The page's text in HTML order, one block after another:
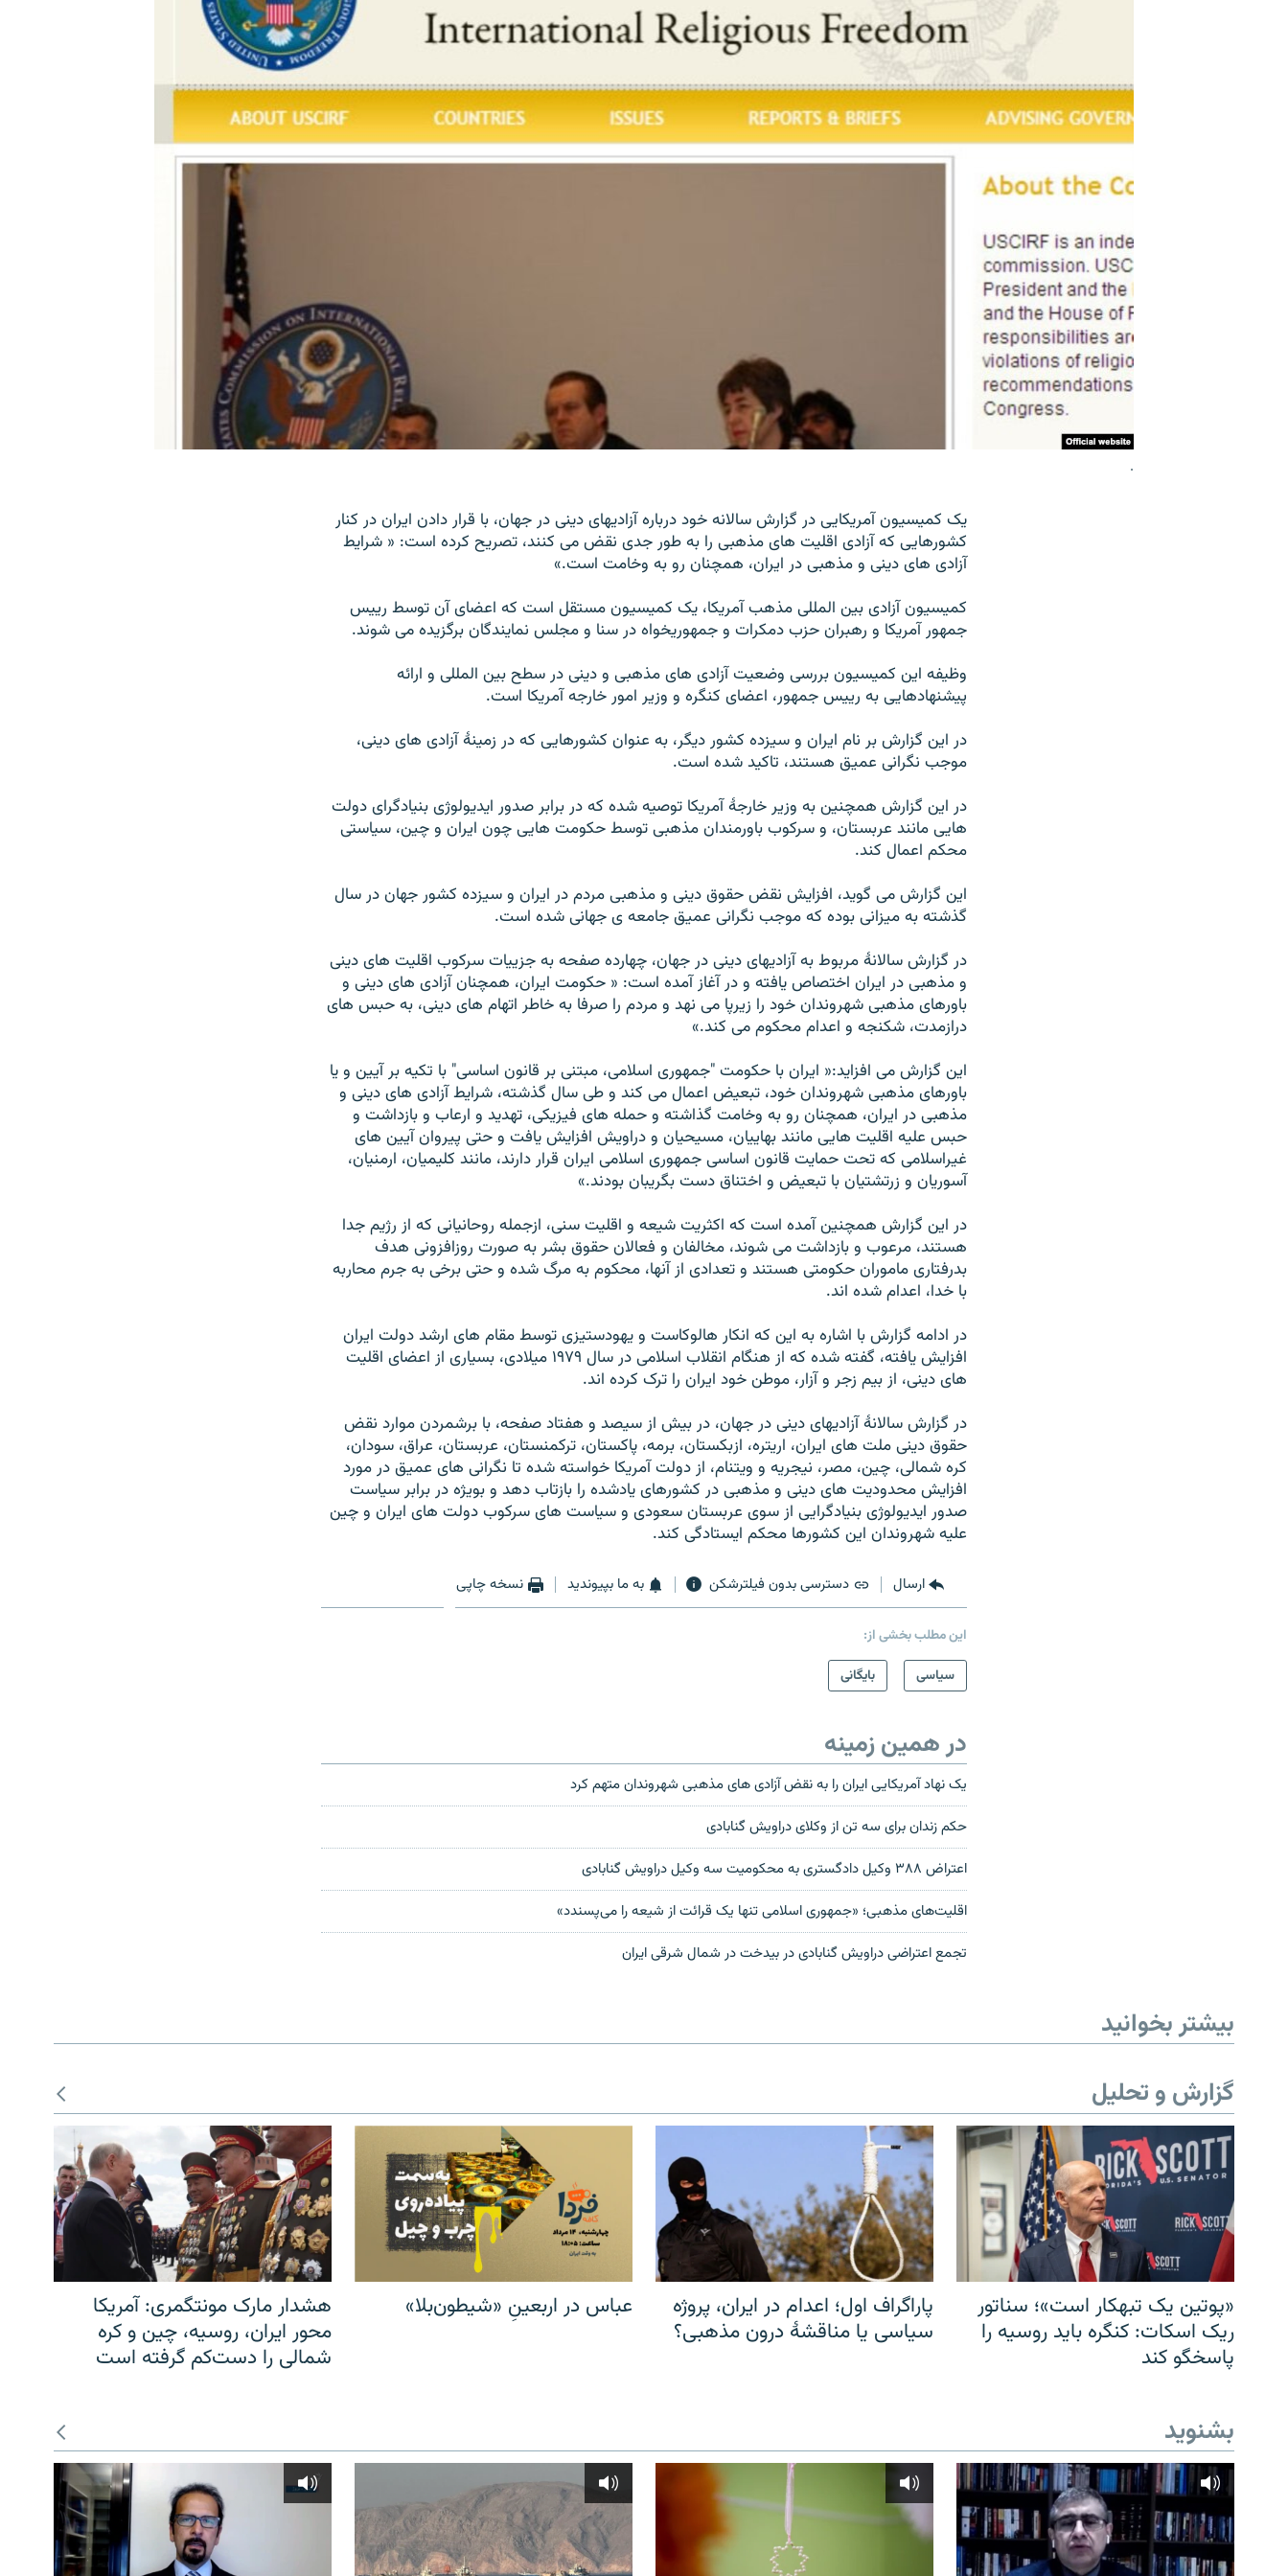
.
يک کميسيون آمريکایی در گزارش سالانه خود درباره آزاديهای دينی در جهان، با قرار دادن ايران در کنار
کشورهايی که آزادی اقليت های مذهبی را به طور جدی نقض می کنند، تصريح کرده است: « شرايط
آزادی های دينی و مذهبی در ايران، همچنان رو به وخامت است.»
کميسيون آزادی بین المللی مذهب آمریکا، يک کميسيون مستقل است که اعضای آن توسط رييس
جمهور آمريکا و رهبران حزب دمکرات و جمهوريخواه در سنا و مجلس نمايندگان برگزيده می شوند.
وظيفه اين کميسيون بررسی وضعيت آزادی های مذهبی و دينی در سطح بين المللی و ارائه
پيشنهادهايی به رييس جمهور، اعضای کنگره و وزير امور خارجه آمريکا است.
در اين گزارش بر نام ايران و سيزده کشور ديگر، به عنوان کشورهايی که در زمينۀ آزادی های دينی،
موجب نگرانی عميق هستند، تاکيد شده است.
در اين گزارش همچنين به وزير خارجۀ آمريکا توصيه شده که در برابر صدور ايديولوژی بنيادگرای دولت
هايی مانند عربستان، و سرکوب باورمندان مذهبی توسط حکومت هايی چون ايران و چين، سياستی
محکم اعمال کند.
اين گزارش می گويد، افزايش نقض حقوق دينی و مذهبی مردم در ايران و سيزده کشور جهان در سال
گذشته به ميزانی بوده که موجب نگرانی عميق جامعه ی جهانی شده است.
در گزارش سالانۀ مربوط به آزاديهای دينی در جهان، چهارده صفحه به جزييات سرکوب اقليت های دينی
و مذهبی در ايران اختصاص يافته و در آغاز آمده است: « حکومت ايران، همچنان آزادی های دينی و
باورهای مذهبی شهروندان خود را زيرپا می نهد و مردم را صرفا به خاطر اتهام های دينی، به حبس های
درازمدت، شکنجه و اعدام محکوم می کند.»
اين گزارش می افزايد:« ايران با حکومت "جمهوری اسلامی، مبتنی بر قانون اساسی" با تکيه بر آيين و يا
باورهای مذهبی شهروندان خود، تبعيض اعمال می کند و طی سال گذشته، شرايط آزادی های دينی و
مذهبی در ايران، همچنان رو به وخامت گذاشته و حمله های فيزيکی، تهديد و ارعاب و بازداشت و
حبس عليه اقليت هايی مانند بهاييان، مسيحيان و دراویش افزايش يافت و حتی پيروان آيين های
غيراسلامی که تحت حمايت قانون اساسی جمهوری اسلامی ايران قرار دارند، مانند کليميان، ارمنيان،
آسوريان و زرتشتيان با تبعيض و اختناق دست بگريبان بودند.»
در اين گزارش همچنين آمده است که اکثريت شيعه و اقليت سنی، ازجمله روحانيانی که از رژيم جدا
هستند، مرعوب و بازداشت می شوند، مخالفان و فعالان حقوق بشر به صورت روزافزونی هدف
بدرفتاری ماموران حکومتی هستند و تعدادی از آنها، محکوم به مرگ شده و حتی برخی به جرم محاربه
با خدا، اعدام شده اند.
در ادامه گزارش با اشاره به اين که انکار هالوکاست و يهودستيزی توسط مقام های ارشد دولت ايران
افزايش يافته، گفته شده که از هنگام انقلاب اسلامی در سال ۱۹۷۹ ميلادی، بسياری از اعضای اقليت
های دينی، از بيم زجر و آزار، موطن خود ايران را ترک کرده اند.
در گزارش سالانۀ آزاديهای دينی در جهان، در بيش از سيصد و هفتاد صفحه، با برشمردن موارد نقض
حقوق دينی ملت های ايران، اريتره، ازبکستان، برمه، پاکستان، ترکمنستان، عربستان، عراق، سودان،
کره شمالی، چين، مصر، نيجريه و ويتنام، از دولت آمريکا خواسته شده تا نگرانی های عميق در مورد
افزايش محدوديت های دينی و مذهبی در کشورهای يادشده را بازتاب دهد و بويژه در برابر سياست
صدور ايديولوژی بنيادگرايی از سوی عربستان سعودی و سياست های سرکوب دولت های ايران و چين
عليه شهروندان اين کشورها محکم ايستادگی کند.
ارسال دسترسی بدون فیلترشکن به ما بپیوندید نسخه چاپی
این مطلب بخشی از:
سیاسی
بایگانی
در همین زمینه
یک نهاد آمریکایی ایران را به نقض آزادی های مذهبی شهروندان متهم کرد
حکم زندان برای سه تن از وکلای دراویش گنابادی
اعتراض ۳۸۸ وکیل دادگستری به محکومیت سه وکیل دراویش گنابادی
اقلیت‌های مذهبی؛ «جمهوری اسلامی تنها یک قرائت از شیعه را می‌پسندد»
تجمع اعتراضی دراويش گنابادی در بيدخت در شمال شرقی ايران
بیشتر بخوانید
گزارش و تحلیل
«پوتین یک تبهکار است»؛ سناتور
ریک اسکات: کنگره باید روسیه را
پاسخگو کند
پاراگراف اول؛ اعدام در ایران، پروژه
سیاسی یا مناقشهٔ درون مذهبی؟
عباس در اربعینِ «شیطون‌بلا»
هشدار مارک مونتگمری: آمریکا
محور ایران، روسیه، چین و کره
شمالی را دست‌کم گرفته است
بشنوید